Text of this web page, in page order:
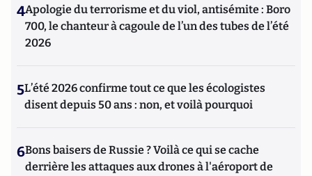
4Apologie du terrorisme et du viol, antisémite : Boro
700, le chanteur à cagoule de l’un des tubes de l’été
2026
5L’été 2026 confirme tout ce que les écologistes
disent depuis 50 ans : non, et voilà pourquoi
6Bons baisers de Russie ? Voilà ce qui se cache
derrière les attaques aux drones à l'aéroport de